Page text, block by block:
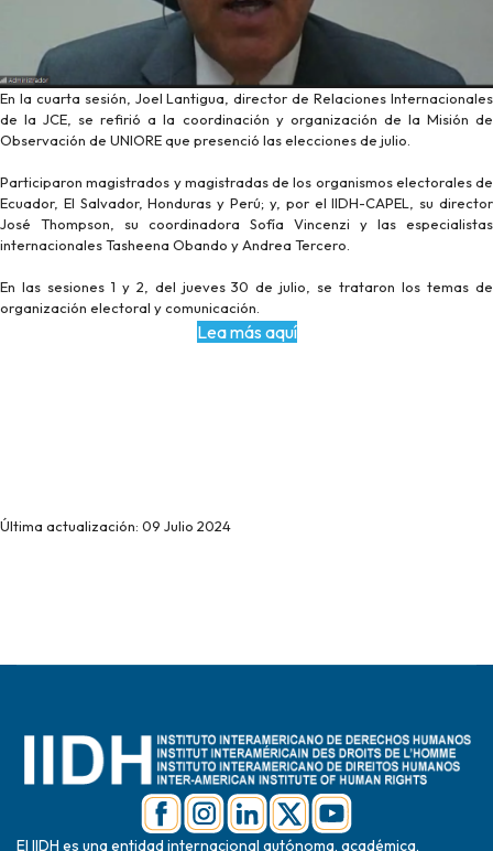
En la cuarta sesión, Joel Lantigua, director de Relaciones Internacionales
de la JCE, se refirió a la coordinación y organización de la Misión de
Observación de UNIORE que presenció las elecciones de julio.
Participaron magistrados y magistradas de los organismos electorales de
Ecuador, El Salvador, Honduras y Perú; y, por el IIDH-CAPEL, su director
José Thompson, su coordinadora Sofía Vincenzi y las especialistas
internacionales Tasheena Obando y Andrea Tercero.
En las sesiones 1 y 2, del jueves 30 de julio, se trataron los temas de
organización electoral y comunicación.
Lea más aquí
Última actualización: 09 Julio 2024
El IIDH es una entidad internacional autónoma, académica,